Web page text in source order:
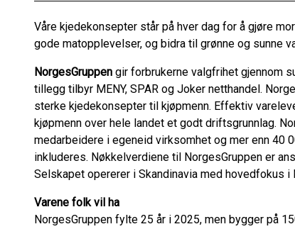
Våre kjedekonsepter står på hver dag for å gjøre
gode matopplevelser, og bidra til grønne og sunne
NorgesGruppen gir forbrukerne valgfrihet gjennom
tillegg tilbyr MENY, SPAR og Joker netthandel.
sterke kjedekonsepter til kjøpmenn. Effektiv
kjøpmenn over hele landet et godt driftsgrunnlag.
medarbeidere i egeneid virksomhet og mer enn 40
inkluderes. Nøkkelverdiene til NorgesGruppen er
Selskapet opererer i Skandinavia med hovedfokus i
Varene folk vil ha
NorgesGruppen fylte 25 år i 2025, men bygger på